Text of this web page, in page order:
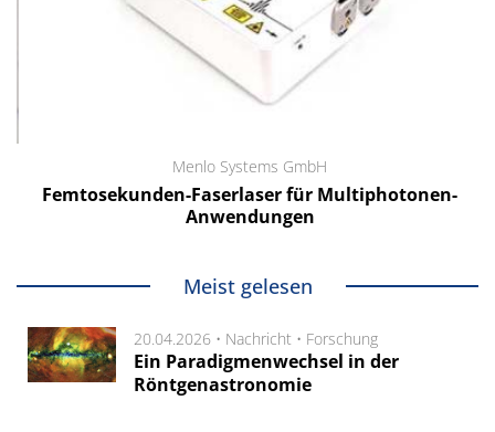
Menlo Systems GmbH
Femtosekunden-Faserlaser für Multiphotonen-
Anwendungen
Meist gelesen
20.04.2026 • Nachricht • Forschung
Ein Paradigmenwechsel in der
Röntgenastronomie